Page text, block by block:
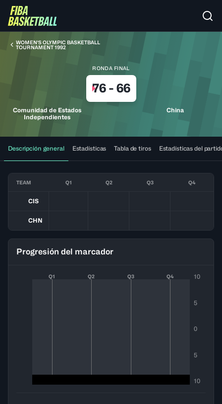
WOMEN'S OLYMPIC BASKETBALL
TOURNAMENT 1992
RONDA FINAL
Comunidad de Estados
Independientes
76- 66
China
Descripción general Estadísticas Tabla de tiros Estadísticas del
TEAM Q1 Q2 Q3 Q4
CIS
CHN
Progresión del marcador
Q1 Q2 Q3 Q4 10
5
0
5
10